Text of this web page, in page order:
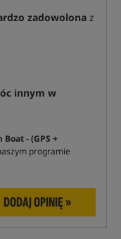
zadowolona z
innym w
- (GPS +
programie
DODAJ OPINIĘ »